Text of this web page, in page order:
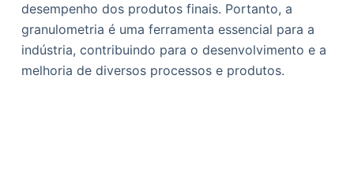
desempenho dos produtos finais. Portanto, a
granulometria é uma ferramenta essencial para a
indústria, contribuindo para o desenvolvimento e a
melhoria de diversos processos e produtos.